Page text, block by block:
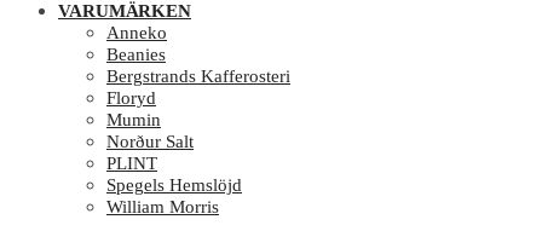
VARUMÄRKEN
Anneko
Beanies
Bergstrands Kafferosteri
Floryd
Mumin
Norður Salt
PLINT
Spegels Hemslöjd
William Morris